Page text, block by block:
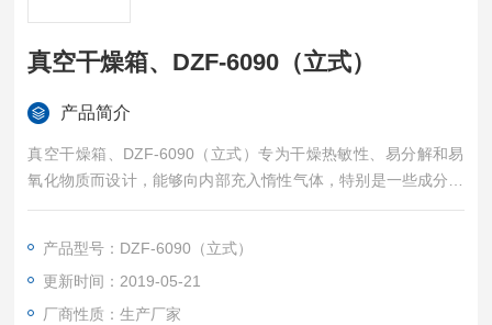
真空干燥箱、DZF-6090（立式）
产品简介
真空干燥箱、DZF-6090（立式）专为干燥热敏性、易分解和易
氧化物质而设计，能够向内部充入惰性气体，特别是一些成分复
杂的物品也能进行快速干燥,适合工矿企业、医学校院、科研单位
产品型号：DZF-6090（立式）
更新时间：2019-05-21
厂商性质：生产厂家